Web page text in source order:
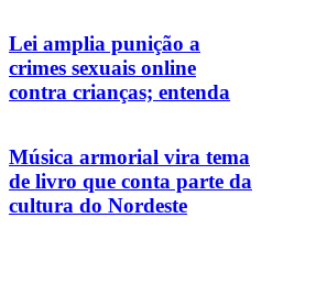
Lei amplia punição a
crimes sexuais online
contra crianças; entenda
Música armorial vira tema
de livro que conta parte da
cultura do Nordeste